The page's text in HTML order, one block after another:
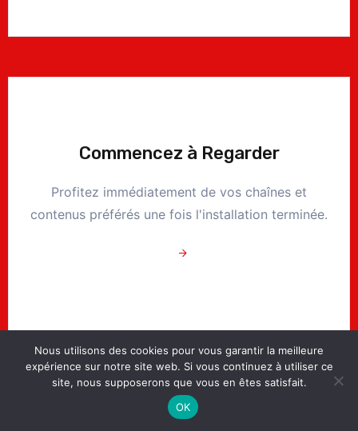
Commencez à Regarder
Profitez immédiatement de vos chaînes et
contenus préférés une fois l'installation terminée.
Nous utilisons des cookies pour vous garantir la meilleure
expérience sur notre site web. Si vous continuez à utiliser ce
site, nous supposerons que vous en êtes satisfait.
OK